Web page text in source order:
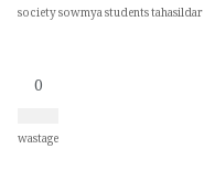
societysowmyastudentstahasildar
0
wastage